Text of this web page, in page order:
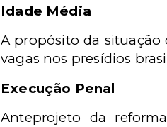
Idade Média
A propósito da situação
vagas nos presídios
Execução Penal
Anteprojeto da